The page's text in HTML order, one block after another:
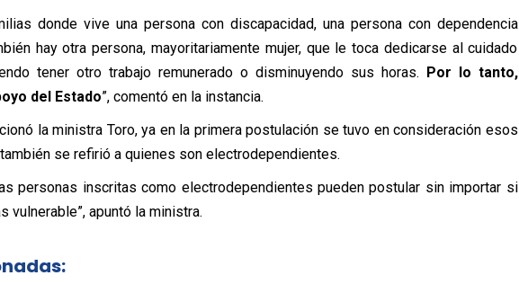
donde vive una persona con discapacidad, una persona con dependencia
hay otra persona, mayoritariamente mujer, que le toca dedicarse al cuidado
tener otro trabajo remunerado o disminuyendo sus horas. Por lo tanto,
del Estado”, comentó en la instancia.
la ministra Toro, ya en la primera postulación se tuvo en consideración esos
se refirió a quienes son electrodependientes.
personas inscritas como electrodependientes pueden postular sin importar si
vulnerable”, apuntó la ministra.